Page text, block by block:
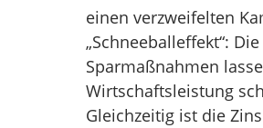
einen verzweifelten
„Schneeballeffekt“: Die
Sparmaßnahmen
Wirtschaftsleistung
Gleichzeitig ist die